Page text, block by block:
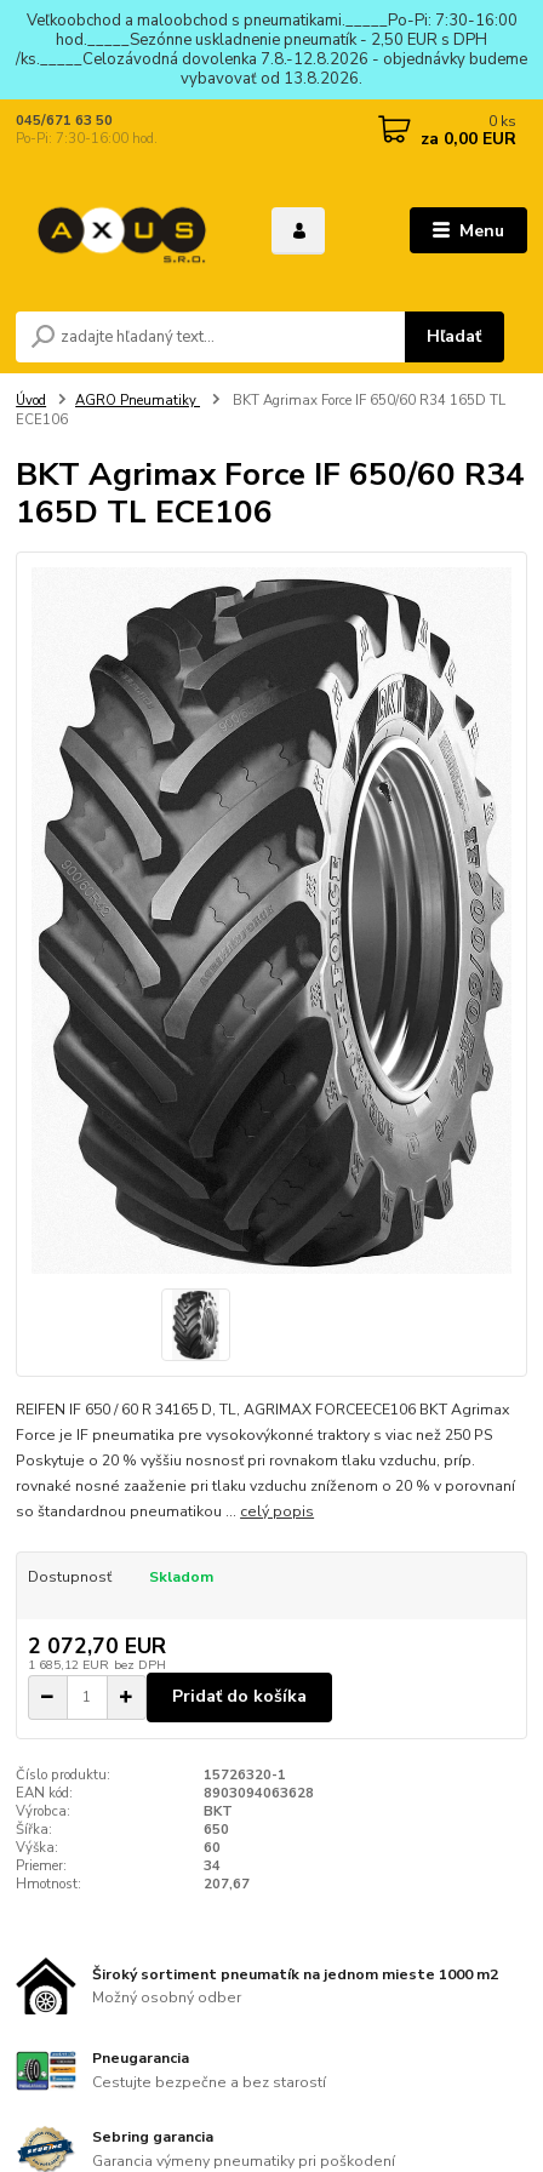
Veľkoobchod a maloobchod s pneumatikami._____Po-Pi: 7:30-16:00
hod._____Sezónne uskladnenie pneumatík - 2,50 EUR s DPH
/ks._____Celozávodná dovolenka 7.8.-12.8.2026 - objednávky budeme
vybavovať od 13.8.2026.
Menu
Hľadať
045/671 63 50
Po-Pi: 7:30-16:00 hod.
0 ks
za 0,00 EUR
Úvod AGRO Pneumatiky
BKT Agrimax Force IF 650/60 R34 165D TL
ECE106
BKT Agrimax Force IF 650/60 R34
165D TL ECE106
REIFEN IF 650 / 60 R 34165 D, TL, AGRIMAX FORCEECE106 BKT Agrimax
Force je IF pneumatika pre vysokovýkonné traktory s viac než 250 PS
Poskytuje o 20 % vyššiu nosnosť pri rovnakom tlaku vzduchu, príp.
rovnaké nosné zaaženie pri tlaku vzduchu zníženom o 20 % v porovnaní
so štandardnou pneumatikou ... celý popis
Dostupnosť Skladom
2 072,70 EUR
1 685,12 EUR bez DPH
Pridať do košíka
Číslo produktu:
15726320-1
EAN kód:
8903094063628
Výrobca:
BKT
Šířka:
650
Výška:
60
Priemer:
34
Hmotnost:
207,67
Široký sortiment pneumatík na jednom mieste 1000 m2
Možný osobný odber
Pneugarancia
Cestujte bezpečne a bez starostí
Sebring garancia
Garancia výmeny pneumatiky pri poškodení